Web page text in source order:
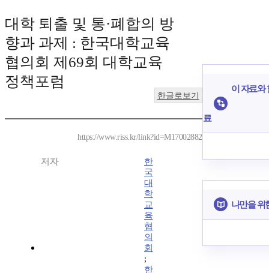
대학 퇴출 및 통·폐합의 방
향과 과제 : 한국대학교육
협의회 제69회 대학교육
정책포럼
한글로보기
https://www.riss.kr/link?id=M17002882
저자
한
국
대
학
교
육
협
의
회
;
한
이 자료와
료
나만을 위